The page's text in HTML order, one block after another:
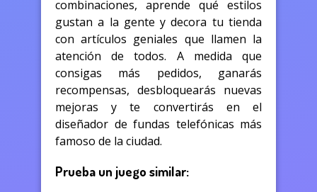
combinaciones, aprende qué estilos
gustan a la gente y decora tu tienda
con artículos geniales que llamen la
atención de todos. A medida que
consigas más pedidos, ganarás
recompensas, desbloquearás nuevas
mejoras y te convertirás en el
diseñador de fundas telefónicas más
famoso de la ciudad.
Prueba un juego similar: